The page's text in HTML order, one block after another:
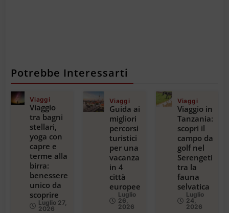
Potrebbe Interessarti
Viaggi
Viaggio
tra bagni
stellari,
yoga con
capre e
terme alla
birra:
benessere
unico da
scoprire
Luglio 27,
2026
Viaggi
Guida ai
migliori
percorsi
turistici
per una
vacanza
in 4
città
europee
Luglio
26,
2026
Viaggi
Viaggio in
Tanzania:
scopri il
campo da
golf nel
Serengeti
tra la
fauna
selvatica
Luglio
24,
2026